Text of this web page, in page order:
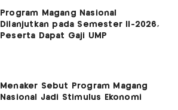
Program Magang Nasional
Dilanjutkan pada Semester II-2026,
Peserta Dapat Gaji UMP
Menaker Sebut Program Magang
Nasional Jadi Stimulus Ekonomi